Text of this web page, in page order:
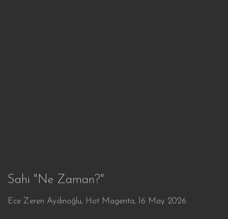
Sahi "Ne Zaman?"
Ece Zeren Aydınoğlu, Hot Magenta, 16 May 2026